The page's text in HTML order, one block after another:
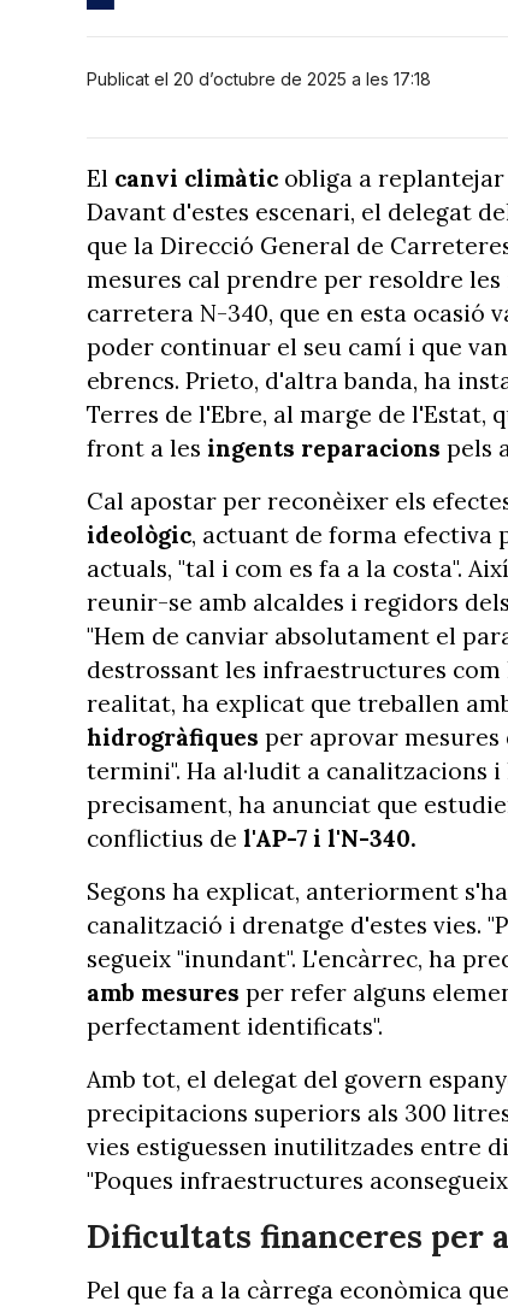
Publicat el 20 d’octubre de 2025 a les 17:18
El canvi climàtic obliga a
Davant d'estes escenari, el delegat
que la Direcció General de
mesures cal prendre per resoldre
carretera N-340, que en esta ocasió
poder continuar el seu camí i que
ebrencs. Prieto, d'altra banda, ha
Terres de l'Ebre, al marge de l'Estat,
front a les ingents reparacions pels
Cal apostar per reconèixer els
ideològic, actuant de forma efectiva
actuals, "tal i com es fa a la costa".
reunir-se amb alcaldes i regidors
"Hem de canviar absolutament el
destrossant les infraestructures com
realitat, ha explicat que treballen
hidrogràfiques per aprovar
termini". Ha al·ludit a canalitzacions
precisament, ha anunciat que
conflictius de l'AP-7 i l'N-340.
Segons ha explicat, anteriorment
canalització i drenatge d'estes vies.
segueix "inundant". L'encàrrec, ha
amb mesures per refer alguns
perfectament identificats".
Amb tot, el delegat del govern
precipitacions superiors als 300
vies estiguessen inutilitzades entre
"Poques infraestructures
Dificultats financeres per
Pel que fa a la càrrega econòmica